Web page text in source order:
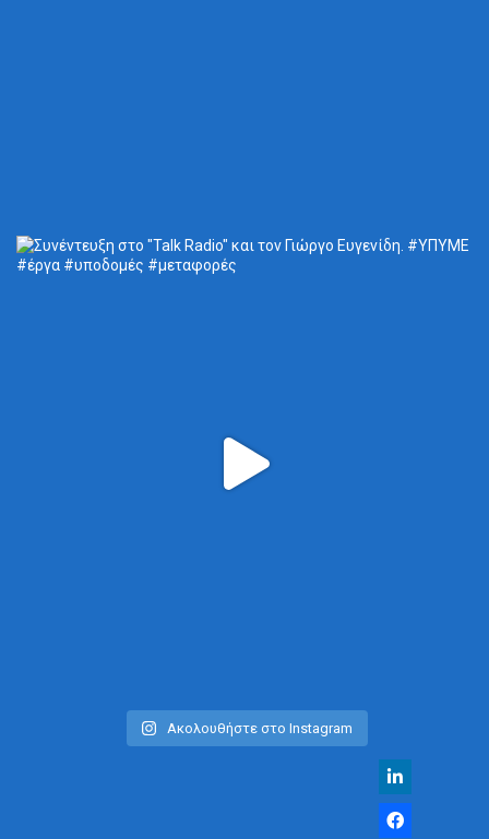
Ακολουθήστε στο Instagram